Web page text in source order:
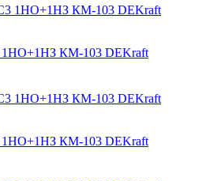
1НО+1НЗ КМ-103 DEKraft
1НО+1НЗ КМ-103 DEKraft